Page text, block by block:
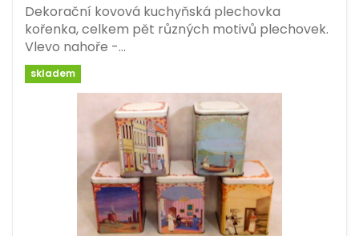
Dekorační kovová kuchyňská plechovka
kořenka, celkem pět různých motivů plechovek.
Vlevo nahoře -…
skladem